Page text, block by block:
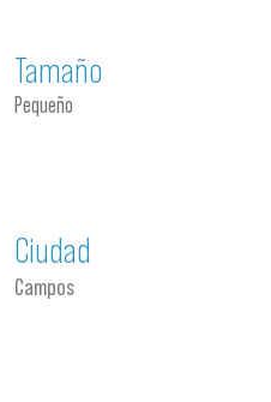
Tamaño
Pequeño
Ciudad
Campos